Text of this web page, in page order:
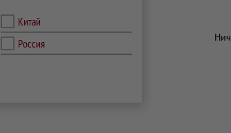
Китай
Россия